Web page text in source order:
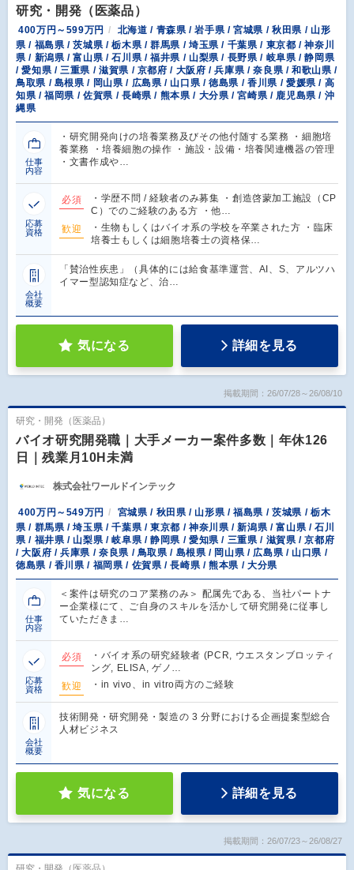
研究・開発（医薬品）
400万円～599万円
北海道 / 青森県 / 岩手県 / 宮城県 / 秋田県 / 山形
県 / 福島県 / 茨城県 / 栃木県 / 群馬県 / 埼玉県 / 千葉県 / 東京都 / 神奈川
県 / 新潟県 / 富山県 / 石川県 / 福井県 / 山梨県 / 長野県 / 岐阜県 / 静岡県
/ 愛知県 / 三重県 / 滋賀県 / 京都府 / 大阪府 / 兵庫県 / 奈良県 / 和歌山県 /
鳥取県 / 島根県 / 岡山県 / 広島県 / 山口県 / 徳島県 / 香川県 / 愛媛県 / 高
知県 / 福岡県 / 佐賀県 / 長崎県 / 熊本県 / 大分県 / 宮崎県 / 鹿児島県 / 沖
縄県
仕事
内容
・研究開発向けの培養業務及びその他付随する業務 ・細胞培
養業務 ・培養細胞の操作 ・施設・設備・培養関連機器の管理
・文書作成や…
応募
資格
必須
・学歴不問 / 経験者のみ募集 ・創造啓蒙加工施設（CP
C）でのご経験のある方 ・他…
歓迎
・生物もしくはバイオ系の学校を卒業された方 ・臨床
培養士もしくは細胞培養士の資格保…
会社
概要
「賛治性疾患」（具体的には給食基準運営、AI、S、アルツハ
イマー型認知症など、治…
気になる 詳細を見る
掲載期間：26/07/28～26/08/10
研究・開発（医薬品）
バイオ研究開発職｜大手メーカー案件多数｜年休126
日｜残業月10H未満
株式会社ワールドインテック
400万円～549万円
宮城県 / 秋田県 / 山形県 / 福島県 / 茨城県 / 栃木
県 / 群馬県 / 埼玉県 / 千葉県 / 東京都 / 神奈川県 / 新潟県 / 富山県 / 石川
県 / 福井県 / 山梨県 / 岐阜県 / 静岡県 / 愛知県 / 三重県 / 滋賀県 / 京都府
/ 大阪府 / 兵庫県 / 奈良県 / 鳥取県 / 島根県 / 岡山県 / 広島県 / 山口県 /
徳島県 / 香川県 / 福岡県 / 佐賀県 / 長崎県 / 熊本県 / 大分県
仕事
内容
＜案件は研究のコア業務のみ＞ 配属先である、当社パートナ
ー企業様にて、ご自身のスキルを活かして研究開発に従事し
ていただきま…
応募
資格
必須
・バイオ系の研究経験者 (PCR, ウエスタンブロッティ
ング, ELISA, ゲノ…
歓迎
・in vivo、in vitro両方のご経験
会社
概要
技術開発・研究開発・製造の 3 分野における企画提案型総合
人材ビジネス
気になる 詳細を見る
掲載期間：26/07/23～26/08/27